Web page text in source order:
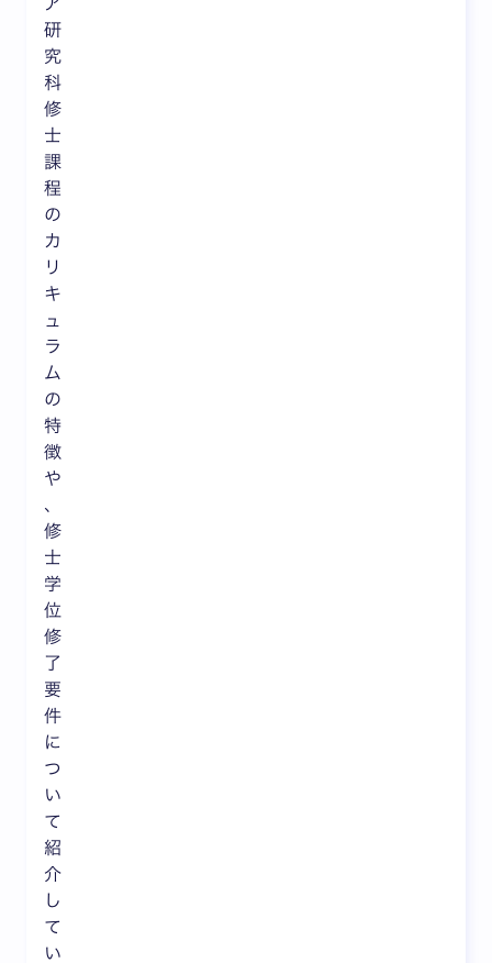
研
究
科
修
士
課
程
の
カ
リ
キ
ュ
ラ
ム
の
特
徴
や
、
修
士
学
位
修
了
要
件
に
つ
い
て
紹
介
し
て
い